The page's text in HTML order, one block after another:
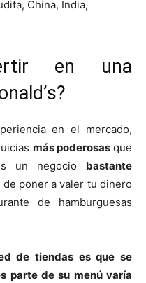
China, India,
en una
en el mercado,
más poderosasque
un negocio bastante
poner a valer tu dinero
de hamburguesas
de tiendas es que se
parte de su menú varía